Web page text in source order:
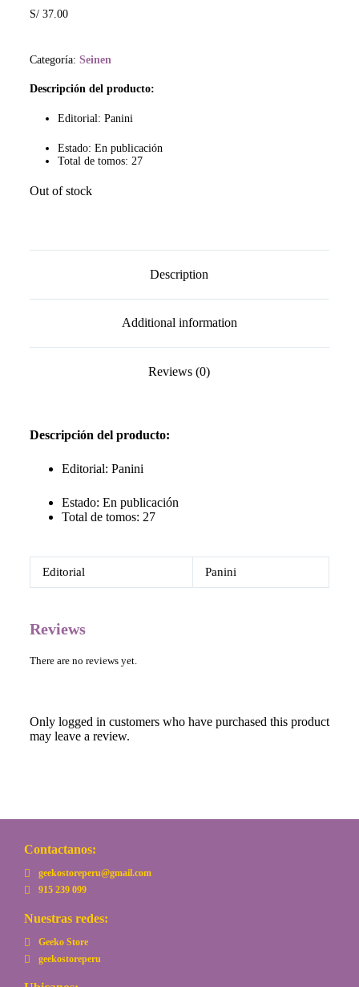
S/37.00
Categoría: Seinen
Descripción del producto:
Editorial: Panini
Estado: En publicación
Total de tomos: 27
Out of stock
Description
Additional information
Reviews (0)
Descripción del producto:
Editorial: Panini
Estado: En publicación
Total de tomos: 27
Editorial Panini
Reviews
There are no reviews yet.
Only logged in customers who have purchased this product
may leave a review.
Contactanos:
geekostoreperu@gmail.com
915 239 099
Nuestras redes:
Geeko Store
geekostoreperu